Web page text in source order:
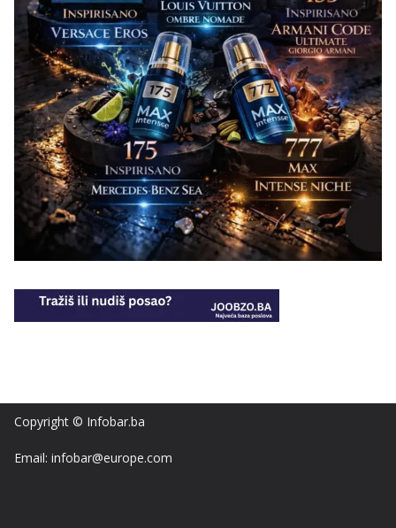
Copyright © Infobar.ba
Email: infobar@europe.com